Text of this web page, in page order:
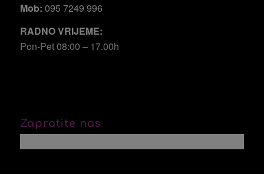
Mob: 095 7249 996
RADNO VRIJEME:
Pon-Pet 08:00 – 17.00h
Zapratite nas